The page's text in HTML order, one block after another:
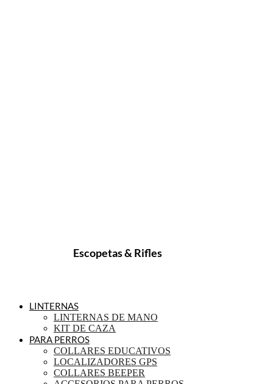
Escopetas & Rifles
LINTERNAS
LINTERNAS DE MANO
KIT DE CAZA
PARA PERROS
COLLARES EDUCATIVOS
LOCALIZADORES GPS
COLLARES BEEPER